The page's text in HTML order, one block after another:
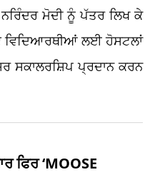
ਨਰਿੰਦਰ ਮੋਦੀ ਨੂੰ ਪੱਤਰ ਲਿਖ ਕੇ
ਵਿਦਿਆਰਥੀਆਂ ਲਈ ਹੋਸਟਲਾਂ
ਸਕਾਲਰਸ਼ਿਪ ਪ੍ਰਦਾਨ ਕਰਨ
ਫਿਰ ‘MOOSE